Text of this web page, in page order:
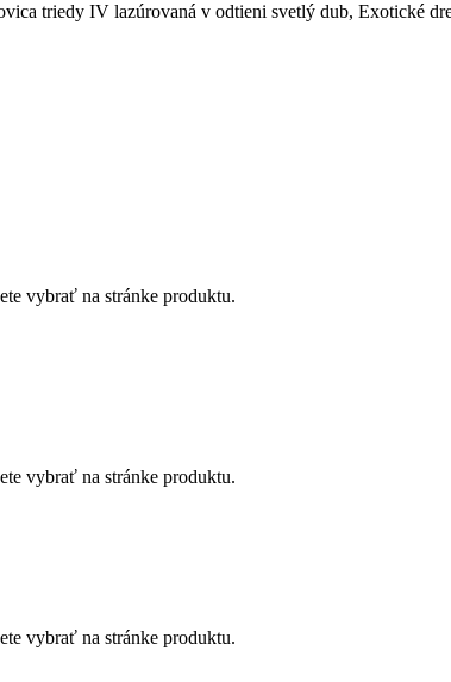
triedy IV lazúrovaná v odtieni svetlý dub, Exotické
vybrať na stránke produktu.
vybrať na stránke produktu.
vybrať na stránke produktu.